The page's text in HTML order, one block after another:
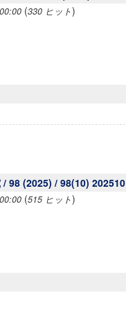
(330 ヒット)
98 (2025) / 98(10) 202510
(515 ヒット)